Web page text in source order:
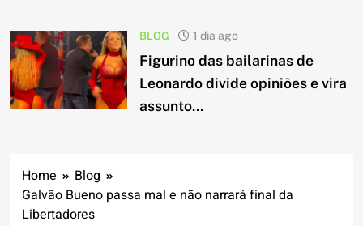
BLOG 1 dia ago
Figurino das bailarinas de
Leonardo divide opiniões e vira
assunto...
Home
Blog
Galvão Bueno passa mal e não narrará final da
Libertadores